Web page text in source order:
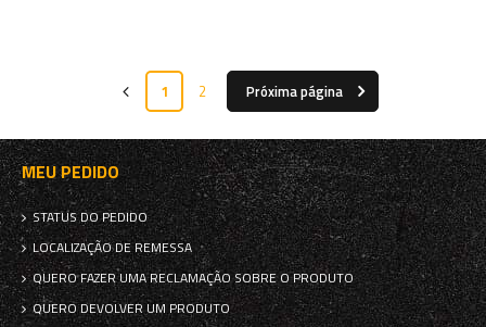
1 2 Próxima página
MEU PEDIDO
STATUS DO PEDIDO
LOCALIZAÇÃO DE REMESSA
QUERO FAZER UMA RECLAMAÇÃO SOBRE O PRODUTO
QUERO DEVOLVER UM PRODUTO